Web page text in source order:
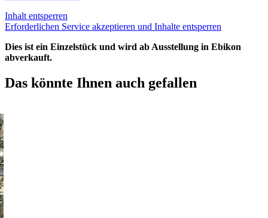
Inhalt entsperren
Erforderlichen Service akzeptieren und Inhalte entsperren
Dies ist ein Einzelstück und wird ab Ausstellung in Ebikon
abverkauft.
Das könnte Ihnen auch gefallen